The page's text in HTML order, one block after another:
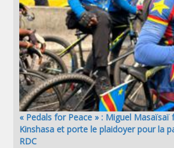
« Pedals for Peace » : Miguel Masaïsaï
Kinshasa et porte le plaidoyer pour la
RDC